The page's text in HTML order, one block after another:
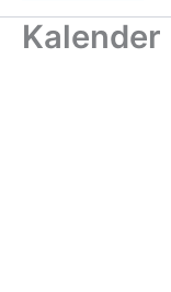
Kalender